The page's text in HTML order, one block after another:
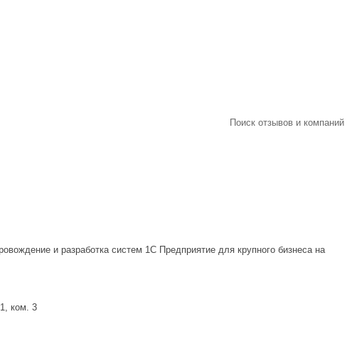
Поиск отзывов и компаний
и разработка систем 1С Предприятие для крупного бизнеса на
ком. 3